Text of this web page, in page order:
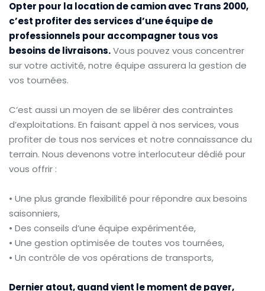
Opter pour la location de camion avec Trans 2000,
c’est profiter des services d’une équipe de
professionnels pour accompagner tous vos
besoins de livraisons.Vous pouvez vous concentrer
sur votre activité, notre équipe assurera la gestion de
vos tournées.
C’est aussi un moyen de se libérer des contraintes
d’exploitations. En faisant appel à nos services, vous
profiter de tous nos services et notre connaissance du
terrain. Nous devenons votre interlocuteur dédié pour
vous offrir :
• Une plus grande flexibilité pour répondre aux besoins
saisonniers,
• Des conseils d’une équipe expérimentée,
• Une gestion optimisée de toutes vos tournées,
• Un contrôle de vos opérations de transports,
Dernier atout, quand vient le moment de payer,